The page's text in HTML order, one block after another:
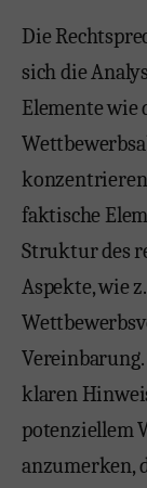
Die
sich die
Elemente wie
faktische
Struktur des
Aspekte, wie
klaren
potenziellem
anzumerken,